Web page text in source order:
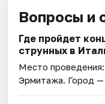
Вопросы и
Где пройдет
струнных в
Место проведения:
Эрмитажа. Город